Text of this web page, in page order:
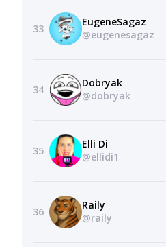
33
EugeneSagaz
@eugenesagaz
34
Dobryak
@dobryak
35
Elli Di
@ellidi1
36
Raily
@raily